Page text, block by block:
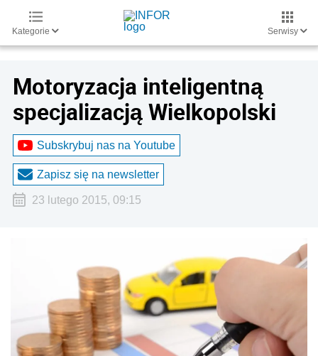
Kategorie Serwisy
Motoryzacja inteligentną
specjalizacją Wielkopolski
Subskrybuj nas na Youtube
Zapisz się na newsletter
23 lutego 2015, 09:15